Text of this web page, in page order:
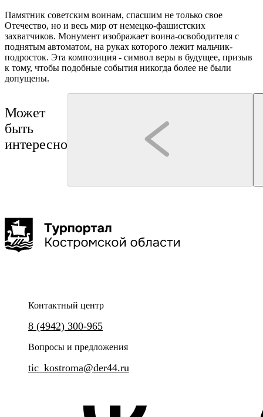
Памятник советским воинам, спасшим не только свое
Отечество, но и весь мир от немецко-фашистских
захватчиков. Монумент изображает воина-освободителя с
поднятым автоматом, на руках которого лежит мальчик-
подросток. Эта композиция - символ веры в будущее, призыв
к тому, чтобы подобные события никогда более не были
допущены.
Может
быть
интересно
обзорная экскурсия по историческому центру
Костромы
Групповая сборная экскурсия по центру Костромы.
Контактный центр
8 (4942) 300-965
Вопросы и предложения
tic_kostroma@der44.ru